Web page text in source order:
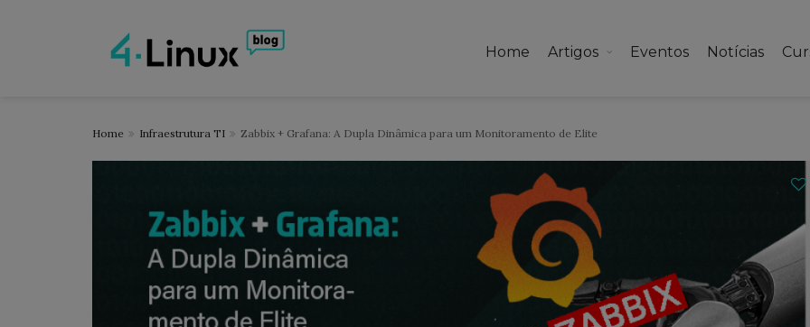
Home Artigos Eventos Notícias
Home Infraestrutura TI Zabbix + Grafana: A Dupla Dinâmica para um Monitoramento de Elite